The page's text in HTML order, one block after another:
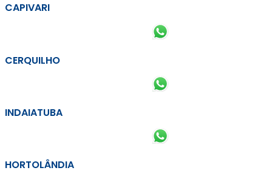
CAPIVARI
CERQUILHO
INDAIATUBA
HORTOLÂNDIA